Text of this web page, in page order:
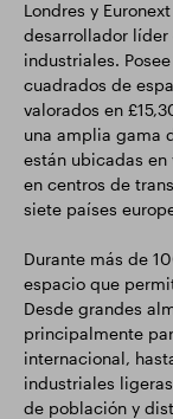
Londres y
desarrollador líder
industriales.
cuadrados de
valorados en
una amplia gama
están ubicadas
en centros de
siete países
Durante más de
espacio que
Desde grandes
principalmente
internacional,
industriales
de población y